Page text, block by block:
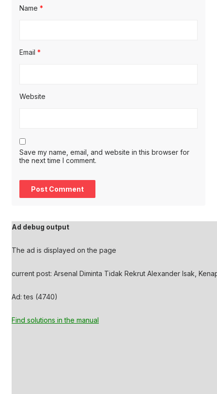
Name *
Email *
Website
Save my name, email, and website in this browser for
the next time I comment.
Ad debug output
The ad is displayed on the page
current post: Arsenal Diminta Tidak Rekrut Alexander Isak,
Ad: tes (4740)
Find solutions in the manual